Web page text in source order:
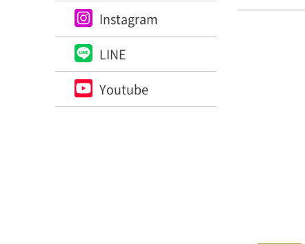
Instagram
LINE
Youtube
葡萄樹を1
■ホースパ
ホースパワ
通り馬力の
スで世界の
受ける事と
栽培からワ
るワイン生
彼の祖父の
た。クリス
ダイナミッ
を耕作に使
す。この畑